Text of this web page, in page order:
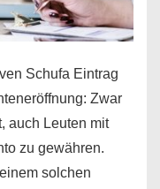
Schufa Eintrag
Zwar
auch Leuten mit
zu gewähren.
solchen